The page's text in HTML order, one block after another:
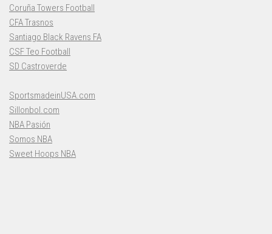
Coruña Towers Football
CFA Trasnos
Santiago Black Ravens FA
CSF Teo Football
SD Castroverde
SportsmadeinUSA.com
Sillonbol.com
NBA Pasión
Somos NBA
Sweet Hoops NBA